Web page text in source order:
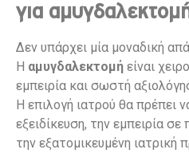
για
Δεν υπάρχει μία μοναδική
Η αμυγδαλεκτομή είναι
εμπειρία και σωστή
Η επιλογή ιατρού θα πρέπει
εξειδίκευση, την εμπειρία
την εξατομικευμένη ιατρική